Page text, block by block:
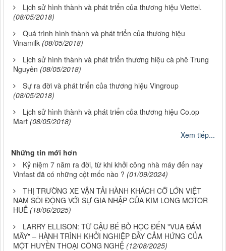
Lịch sử hình thành và phát triển của thương hiệu Viettel.
(08/05/2018)
Quá trình hình thành và phát triển của thương hiệu
Vinamilk (08/05/2018)
Lịch sử hình thành và phát triển thương hiệu cà phê Trung
Nguyên (08/05/2018)
Sự ra đời và phát triển của thương hiệu Vingroup
(08/05/2018)
Lịch sử hình thành và phát triển của thương hiệu Co.op
Mart (08/05/2018)
Xem tiếp...
Những tin mới hơn
Kỷ niệm 7 năm ra đời, từ khi khởi công nhà máy đến nay
Vinfast đã có những cột mốc nào ? (01/09/2024)
THỊ TRƯỜNG XE VẬN TẢI HÀNH KHÁCH CỠ LỚN VIỆT
NAM SÔI ĐỘNG VỚI SỰ GIA NHẬP CỦA KIM LONG MOTOR
HUẾ (18/06/2025)
LARRY ELLISON: TỪ CẬU BÉ BỎ HỌC ĐẾN "VUA ĐÁM
MÂY" – HÀNH TRÌNH KHỞI NGHIỆP ĐẦY CẢM HỨNG CỦA
MỘT HUYỀN THOẠI CÔNG NGHỆ (12/08/2025)